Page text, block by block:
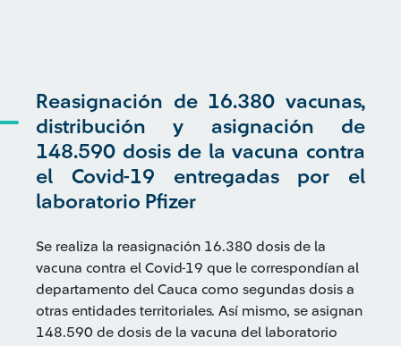
Reasignación de 16.380 vacunas,
distribución y asignación de
148.590 dosis de la vacuna contra
el Covid-19 entregadas por el
laboratorio Pfizer
Se realiza la reasignación 16.380 dosis de la
vacuna contra el Covid-19 que le correspondían al
departamento del Cauca como segundas dosis a
otras entidades territoriales. Así mismo, se asignan
148.590 de dosis de la vacuna del laboratorio